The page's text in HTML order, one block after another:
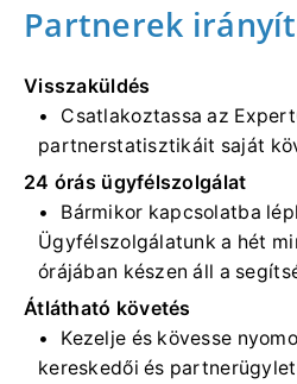
Partnerek
Visszaküldés
Csatlakoztassa az
partnerstatisztikáit saját
24 órás ügyfélszolgálat
Bármikor kapcsolatba
Ügyfélszolgálatunk a hét
órájában készen áll a
Átlátható követés
Kezelje és kövesse
kereskedői és